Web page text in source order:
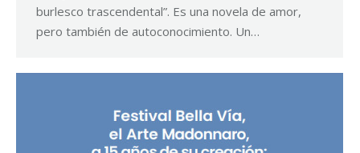
burlesco trascendental”. Es una novela de amor,
pero también de autoconocimiento. Un…